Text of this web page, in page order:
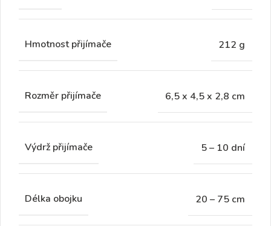
Hmotnost přijímače 212 g
Rozměr přijímače 6,5 x 4,5 x 2,8 cm
Výdrž přijímače 5 – 10 dní
Délka obojku 20 – 75 cm